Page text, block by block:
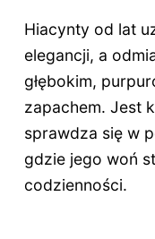
Hiacynty od lat
elegancji, a
głębokim,
zapachem. Jest
sprawdza się w
gdzie jego woń
codzienności.